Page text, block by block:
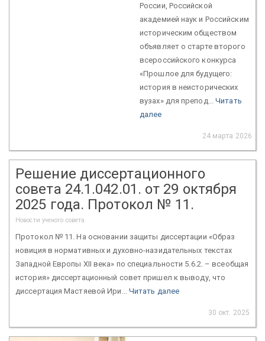
России, Российской
академией наук и Российским
историческим обществом
объявляет о старте второго
всероссийского конкурса
«Прошлое для будущего:
история в неисторических
вузах» для препод...Читать
далее
24 марта 2026
Решение диссертационного
совета 24.1.042.01. от 29 октября
2025 года. Протокол № 11.
Новости ученого совета
Протокол № 11. На основании защиты диссертации «Образ
новиция в нормативных и духовно-назидательных текстах
Западной Европы XII века» по специальности 5.6.2. – всеобщая
история» диссертационный совет пришел к выводу, что
диссертация Мастяевой Ири... Читать далее
30 окт. 2025